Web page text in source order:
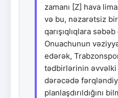
zamanı [Z] hava
və bu, nəzarətsiz
qarışıqlıqlara
Onuachunun
edərək,
tədbirlərinin əvvəlki
dərəcədə
planlaşdırıldığını